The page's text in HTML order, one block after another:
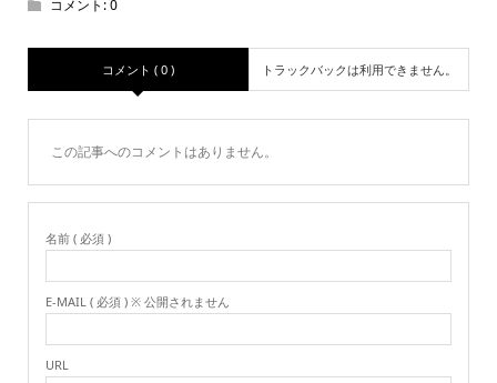
コメント:0
コメント ( 0 ) トラックバックは利用できません。
この記事へのコメントはありません。
名前 ( 必須 )
E-MAIL ( 必須 ) ※ 公開されません
URL